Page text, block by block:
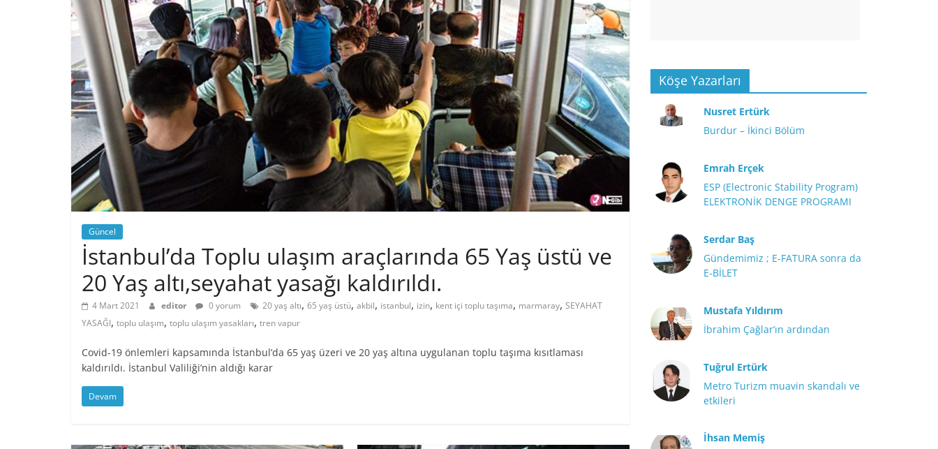
Güncel
İstanbul’da Toplu ulaşım araçlarında 65 Yaş üstü ve
20 Yaş altı,seyahat yasağı kaldırıldı.
4 Mart 2021 editor 0 yorum 20 yaş altı, 65 yaş üstü, akbil, istanbul, izin, kent içi toplu taşıma, marmaray, SEYAHAT
YASAĞI, toplu ulaşım, toplu ulaşım yasakları, tren vapur
Covid-19 önlemleri kapsamında İstanbul’da 65 yaş üzeri ve 20 yaş altına uygulanan toplu taşıma kısıtlaması
kaldırıldı. İstanbul Valiliği’nin aldığı karar
Devam
Köşe Yazarları
Nusret Ertürk
Burdur – İkinci Bölüm
Emrah Erçek
ESP (Electronic Stability Program)
ELEKTRONİK DENGE PROGRAMI
Serdar Baş
Gündemimiz ; E-FATURA sonra da
E-BİLET
Mustafa Yıldırım
İbrahim Çağlar’ın ardından
Tuğrul Ertürk
Metro Turizm muavin skandalı ve
etkileri
İhsan Memiş